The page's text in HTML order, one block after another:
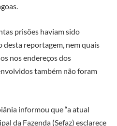
prisões haviam sido
desta reportagem, nem quais
nos endereços dos
também não foram
informou que “a atual
da Fazenda (Sefaz) esclarece